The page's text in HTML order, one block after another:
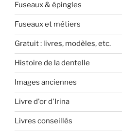
Fuseaux & épingles
Fuseaux et métiers
Gratuit : livres, modèles, etc.
Histoire de la dentelle
Images anciennes
Livre d'or d'Irina
Livres conseillés